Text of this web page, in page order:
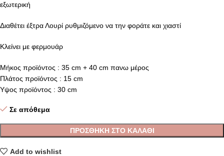
εξωτερική
Διαθέτει έξτρα Λουρί ρυθμιζόμενο να την φοράτε και χιαστί
Κλείνει με φερμουάρ
Μήκος προϊόντος : 35 cm + 40 cm πανω μέρος
Πλάτος προϊόντος : 15 cm
Υψος προϊόντος : 30 cm
Σε απόθεμα
ΠΡΟΣΘΉΚΗ ΣΤΟ ΚΑΛΆΘΙ
Add to wishlist